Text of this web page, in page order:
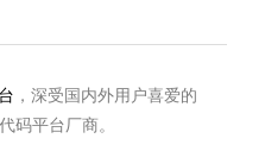
，深受国内外用户喜爱的
码平台厂商。